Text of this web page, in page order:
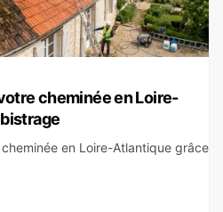
cheminée en Loire-
en Loire-Atlantique grâce